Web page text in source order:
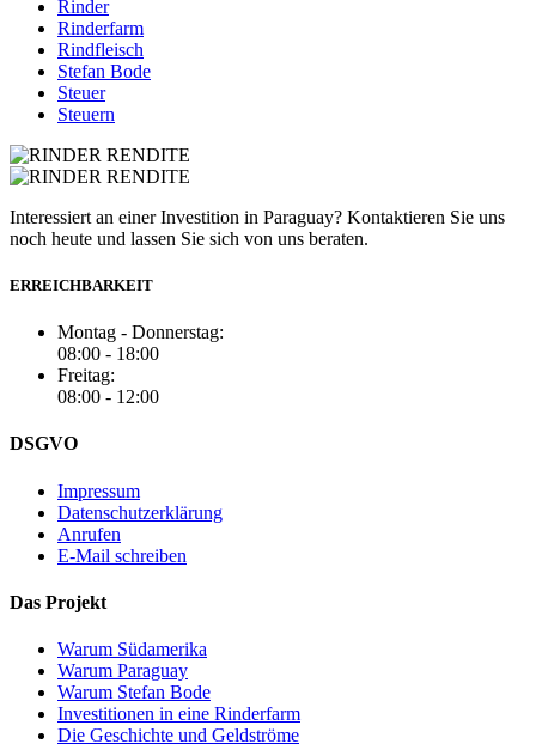
Rinder
Rinderfarm
Rindfleisch
Stefan Bode
Steuer
Steuern
Interessiert an einer Investition in Paraguay? Kontaktieren Sie uns
noch heute und lassen Sie sich von uns beraten.
ERREICHBARKEIT
Montag - Donnerstag:
08:00 - 18:00
Freitag:
08:00 - 12:00
DSGVO
Impressum
Datenschutzerklärung
Anrufen
E-Mail schreiben
Das Projekt
Warum Südamerika
Warum Paraguay
Warum Stefan Bode
Investitionen in eine Rinderfarm
Die Geschichte und Geldströme